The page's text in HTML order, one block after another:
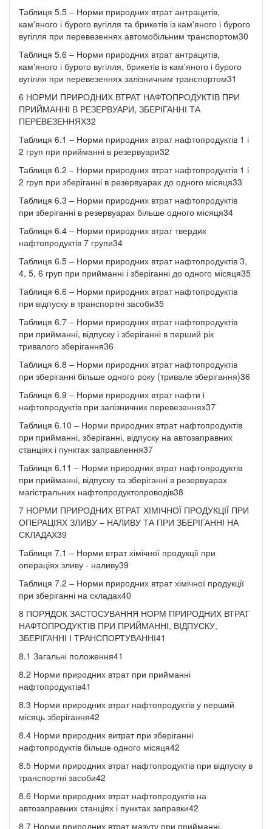
Таблиця 5.5 – Норми природних втрат антрацитів,
кам'яного і бурого вугілля та брикетів із кам'яного і бурого
вугілля при перевезеннях автомобільним транспортом30
Таблиця 5.6 – Норми природних втрат антрацитів,
кам'яного і бурого вугілля, брикетів із кам'яного і бурого
вугілля при перевезеннях залізничним транспортом31
6 НОРМИ ПРИРОДНИХ ВТРАТ НАФТОПРОДУКТІВ ПРИ
ПРИЙМАННІ В РЕЗЕРВУАРИ, ЗБЕРІГАННІ ТА
ПЕРЕВЕЗЕННЯХ32
Таблиця 6.1 – Норми природних втрат нафтопродуктів 1 і
2 груп при прийманні в резервуари32
Таблиця 6.2 – Норми природних втрат нафтопродуктів 1 і
2 груп при зберіганні в резервуарах до одного місяця33
Таблиця 6.3 – Норми природних втрат нафтопродуктів
при зберіганні в резервуарах більше одного місяця34
Таблиця 6.4 – Норми природних втрат твердих
нафтопродуктів 7 групи34
Таблиця 6.5 – Норми природних втрат нафтопродуктів 3,
4, 5, 6 груп при прийманні і зберіганні до одного місяця35
Таблиця 6.6 – Норми природних втрат нафтопродуктів
при відпуску в транспортні засоби35
Таблиця 6.7 – Норми природних втрат нафтопродуктів
при прийманні, відпуску і зберіганні в перший рік
тривалого зберігання36
Таблиця 6.8 – Норми природних втрат нафтопродуктів
при зберіганні більше одного року (тривале зберігання)36
Таблиця 6.9 – Норми природних втрат нафти і
нафтопродуктів при залізничних перевезеннях37
Таблиця 6.10 – Норми природних втрат нафтопродуктів
при прийманні, зберіганні, відпуску на автозаправних
станціях і пунктах заправлення37
Таблиця 6.11 – Норми природних втрат нафтопродуктів
при прийманні, відпуску та зберіганні в резервуарах
магістральних нафтопродуктопроводів38
7 НОРМИ ПРИРОДНИХ ВТРАТ ХІМІЧНОЇ ПРОДУКЦІЇ ПРИ
ОПЕРАЦІЯХ ЗЛИВУ – НАЛИВУ ТА ПРИ ЗБЕРІГАННІ НА
СКЛАДАХ39
Таблиця 7.1 – Норми втрат хімічної продукції при
операціях зливу - наливу39
Таблиця 7.2 – Норми природних втрат хімічної продукції
при зберіганні на складах40
8 ПОРЯДОК ЗАСТОСУВАННЯ НОРМ ПРИРОДНИХ ВТРАТ
НАФТОПРОДУКТІВ ПРИ ПРИЙМАННІ, ВІДПУСКУ,
ЗБЕРІГАННІ І ТРАНСПОРТУВАННІ41
8.1 Загальні положення41
8.2 Норми природних втрат при прийманні
нафтопродуктів41
8.3 Норми природних втрат нафтопродуктів у перший
місяць зберігання42
8.4 Норми природних витрат при зберіганні
нафтопродуктів більше одного місяця42
8.5 Норми природних втрат нафтопродуктів при відпуску в
транспортні засоби42
8.6 Норми природних втрат нафтопродуктів на
автозаправних станціях і пунктах заправки42
8.7 Норми природних втрат мазуту при прийманні,